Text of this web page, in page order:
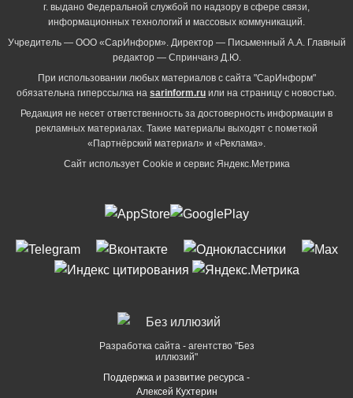
г. выдано Федеральной службой по надзору в сфере связи,
информационных технологий и массовых коммуникаций.
Учредитель — ООО «СарИнформ». Директор — Письменный А.А. Главный
редактор — Спринчанэ Д.Ю.
При использовании любых материалов с сайта "СарИнформ"
обязательна гиперссылка на sarinform.ru или на страницу с новостью.
Редакция не несет ответственность за достоверность информации в
рекламных материалах. Такие материалы выходят с пометкой
«Партнёрский материал» и «Реклама».
Сайт использует Cookie и сервиc Яндекс.Метрика
Разработка сайта - агентство "Без
иллюзий"
Поддержка и развитие ресурса -
Алексей Кухтерин